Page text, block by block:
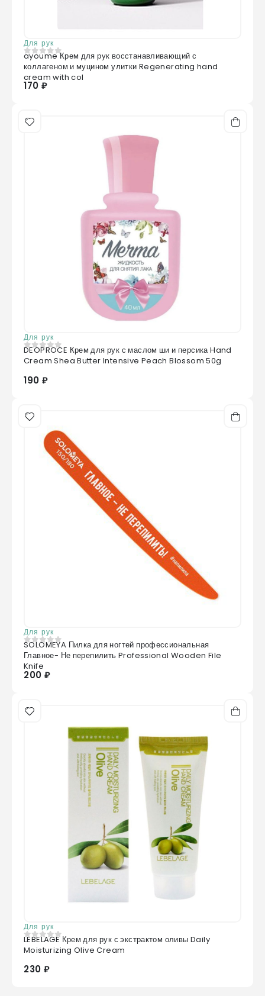
Для рук
0из 5
ayoume Крем для рук восстанавливающий с
коллагеном и муцином улитки Regenerating hand
cream with col
170 ₽
Для рук
0 из 5
DEOPROCE Крем для рук с маслом ши и персика Hand
Cream Shea Butter Intensive Peach Blossom 50g
190 ₽
Для рук
0 из 5
SOLOMEYA Пилка для ногтей профессиональная
Главное- Не перепилить Professional Wooden File
Knife
200 ₽
Для рук
0из 5
LEBELAGE Крем для рук с экстрактом оливы Daily
Moisturizing Olive Cream
230 ₽